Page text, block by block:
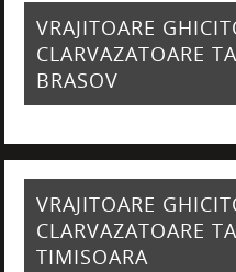
VRAJITOARE
CLARVAZATOARE
BRASOV
VRAJITOARE
CLARVAZATOARE
TIMISOARA